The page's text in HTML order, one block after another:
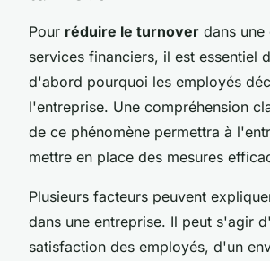
Pour réduire le turnover dans une
services financiers, il est essentiel
d'abord pourquoi les employés
l'entreprise. Une compréhension
de ce phénomène permettra à
mettre en place des mesures
Plusieurs facteurs peuvent
dans une entreprise. Il peut s'agir
satisfaction des employés, d'un